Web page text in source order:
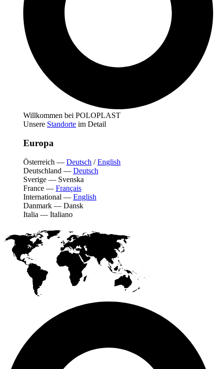
Willkommen bei POLOPLAST
Unsere Standorte im Detail
Europa
Österreich — Deutsch /English
Deutschland — Deutsch
Sverige — Svenska
France — Français
International — English
Danmark — Dansk
Italia — Italiano